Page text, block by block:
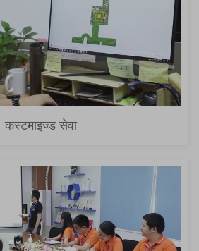
कस्टमाइज्ड सेवा